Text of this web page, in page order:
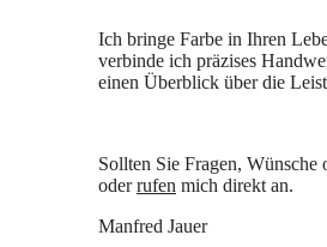
Ich bringe Farbe in Ihren
verbinde ich präzises
einen Überblick über die
Sollten Sie Fragen, Wünsche
oderrufen mich direkt an.
Manfred Jauer